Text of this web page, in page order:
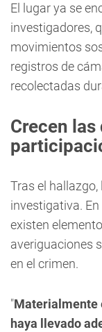
El lugar ya se
investigadores,
movimientos
registros de
recolectadas
Crecen
Tras el
investigativa.
existen
averiguaciones
en el crimen.
"Materialmente
haya llevado